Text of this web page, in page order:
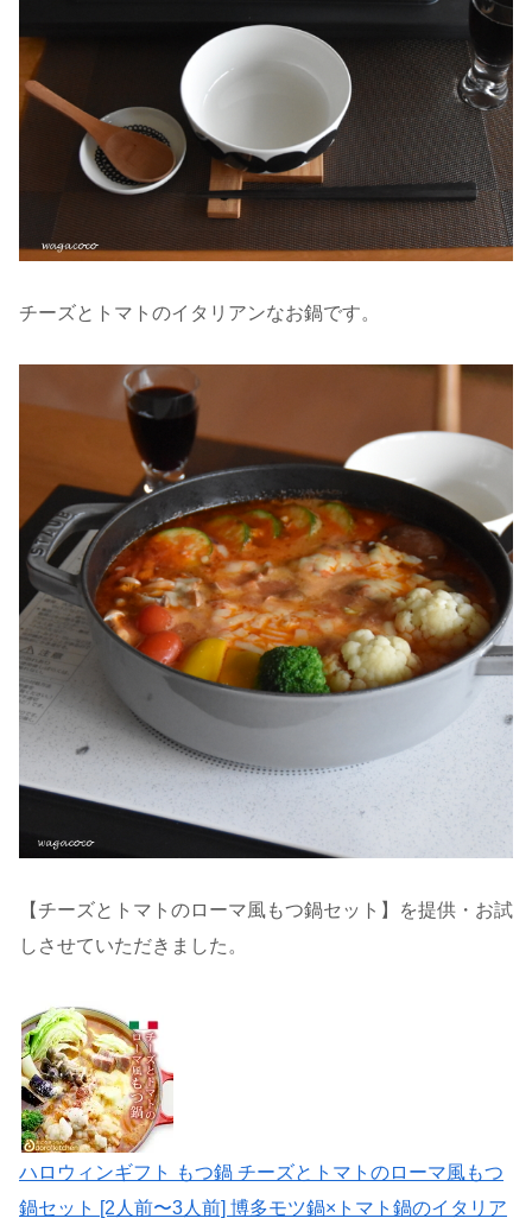
チーズとトマトのイタリアンなお鍋です。
【チーズとトマトのローマ風もつ鍋セット】を提供・お試
しさせていただきました。
ハロウィンギフト もつ鍋 チーズとトマトのローマ風もつ
鍋セット [2人前〜3人前] 博多モツ鍋×トマト鍋のイタリア